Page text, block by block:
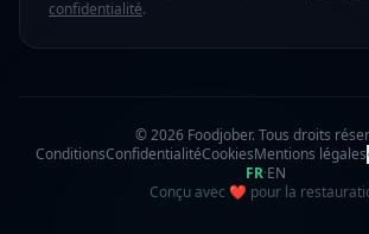
confidentialité.
© 2026 Foodjober. Tous droits
ConditionsConfidentialitéCookiesMentions légales
FR·EN
Conçu avec ❤ amour
pour la